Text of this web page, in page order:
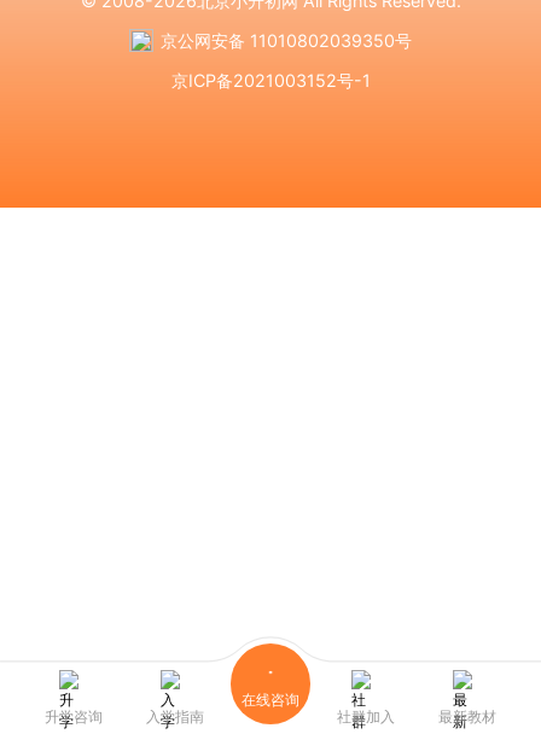
京公网安备 11010802039350号
京ICP备2021003152号-1
升学咨询 入学指南
在线咨询
社群加入
最新教材